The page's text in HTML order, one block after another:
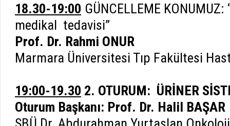
18.30-19:00 GÜNCELLEME
medikal tedavisi”
Prof. Dr. Rahmi ONUR
Marmara Üniversitesi Tıp Fakültesi
19:00-19.30 2. OTURUM: ÜRİNER
Oturum Başkanı: Prof. Dr. Halil BAŞAR